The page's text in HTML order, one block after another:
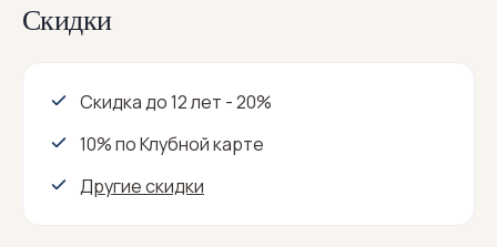
Скидки
Скидка до 12 лет - 20%
10% по Клубной карте
Другие скидки